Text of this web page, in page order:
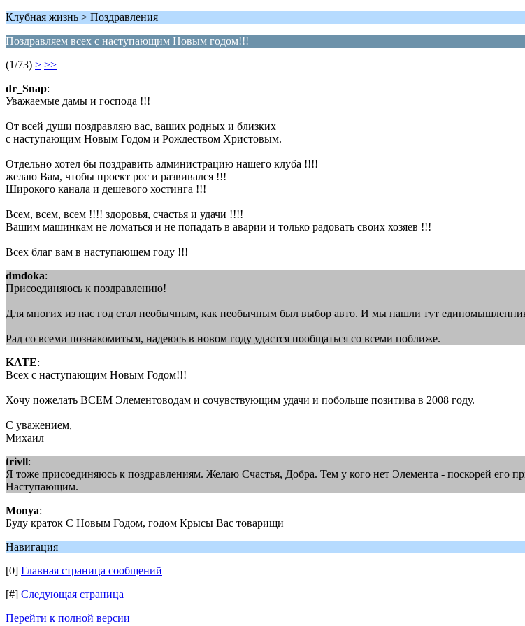
Клубная жизнь > Поздравления
Поздравляем всех с наступающим Новым годом!!!
(1/73) > >>
dr_Snap:
Уважаемые дамы и господа !!!
От всей души поздравляю вас, ваших родных и близких
с наступающим Новым Годом и Рождеством Христовым.
Отдельно хотел бы поздравить администрацию нашего клуба !!!!
желаю Вам, чтобы проект рос и развивался !!!
Широкого канала и дешевого хостинга !!!
Всем, всем, всем !!!! здоровья, счастья и удачи !!!!
Вашим машинкам не ломаться и не попадать в аварии и только радовать своих хозяев !!!
Всех благ вам в наступающем году !!!
dmdoka:
Присоединяюсь к поздравлению!
Для многих из нас год стал необычным, как необычным был выбор авто. И мы нашли тут
Рад со всеми познакомиться, надеюсь в новом году удастся пообщаться со всеми поближе.
KATE:
Всех с наступающим Новым Годом!!!
Хочу пожелать ВСЕМ Элементоводам и сочувствующим удачи и побольше позитива в 2008 году.
С уважением,
Михаил
trivll:
Я тоже присоединяюсь к поздравлениям. Желаю Счастья, Добра. Тем у кого нет Элемента - поскорей
Наступающим.
Monya:
Буду краток С Новым Годом, годом Крысы Вас товарищи
Навигация
[0] Главная страница сообщений
[#] Следующая страница
Перейти к полной версии